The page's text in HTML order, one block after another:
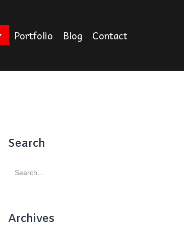
Portfolio Blog Contact
Search
for:
Archives